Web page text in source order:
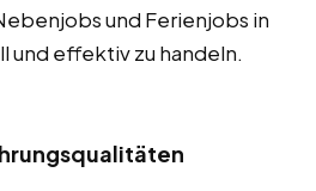
und Ferienjobs in
und effektiv zu handeln.